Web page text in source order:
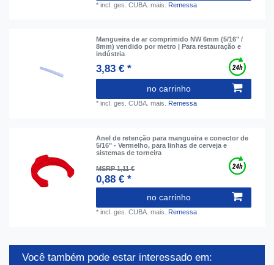
*incl. ges. CUBA. mais. Remessa
Mangueira de ar comprimido NW 6mm (5/16" /
8mm) vendido por metro | Para restauração e
indústria
3,83 € *
no carrinho
*incl. ges. CUBA. mais. Remessa
Anel de retenção para mangueira e conector de
5/16" - Vermelho, para linhas de cerveja e
sistemas de torneira
MSRP 1,11 €
0,88 € *
no carrinho
*incl. ges. CUBA. mais. Remessa
Você também pode estar interessado em: